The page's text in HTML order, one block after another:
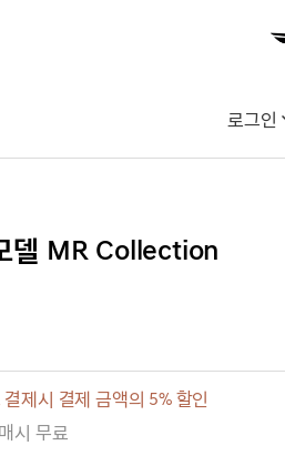
로그인
델 MR Collection
제시 결제 금액의 5% 할인
시 무료